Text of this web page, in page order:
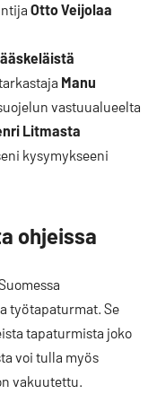
Otto Veijolaa
Manu
vastuualueelta
Litmasta
kysymykseeni
ohjeissa
työtapaturmat. Se
tapaturmista joko
voi tulla myös
vakuutettu.